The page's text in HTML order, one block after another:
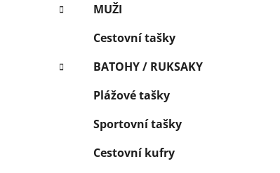
MUŽI
Cestovní tašky
BATOHY / RUKSAKY
Plážové tašky
Sportovní tašky
Cestovní kufry